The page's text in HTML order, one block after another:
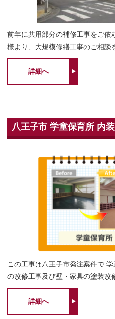
前年に共用部分の補修工事をご依
様より、大規模修繕工事のご相談
詳細へ
八王子市 学童保育所 内
この工事は八王子市発注案件で
の改修工事及び壁・家具の塗装改
詳細へ